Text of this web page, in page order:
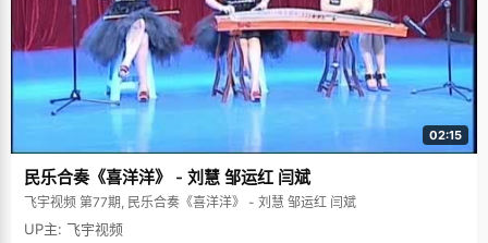
02:15
民乐合奏《喜洋洋》 - 刘慧 邹运红 闫斌
飞宇视频 第77期, 民乐合奏《喜洋洋》 - 刘慧 邹运红 闫斌
UP主: 飞宇视频